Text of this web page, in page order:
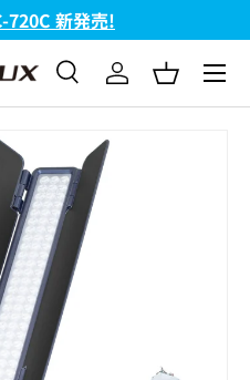
ご予約受付中!
検索 ログインバスケッ
メニ